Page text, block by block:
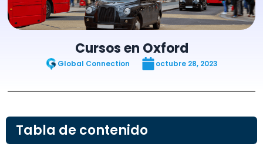
Cursos en Oxford
Global Connection octubre 28, 2023
Tabla de contenido